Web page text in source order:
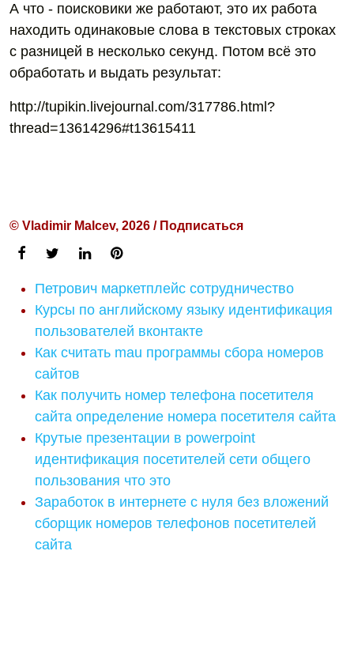
А что - поисковики же работают, это их работа
находить одинаковые слова в текстовых строках
с разницей в несколько секунд. Потом всё это
обработать и выдать результат:
http://tupikin.livejournal.com/317786.html?
thread=13614296#t13615411
© Vladimir Malcev, 2026 / Подписаться
Петрович маркетплейс сотрудничество
Курсы по английскому языку идентификация
пользователей вконтакте
Как считать mau программы сбора номеров
сайтов
Как получить номер телефона посетителя
сайта определение номера посетителя сайта
Крутые презентации в powerpoint
идентификация посетителей сети общего
пользования что это
Заработок в интернете с нуля без вложений
сборщик номеров телефонов посетителей
сайта